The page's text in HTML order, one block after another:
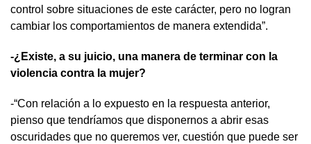
control sobre situaciones de este carácter, pero no logran
cambiar los comportamientos de manera extendida”.
-¿Existe, a su juicio, una manera de terminar con la
violencia contra la mujer?
-“Con relación a lo expuesto en la respuesta anterior,
pienso que tendríamos que disponernos a abrir esas
oscuridades que no queremos ver, cuestión que puede ser